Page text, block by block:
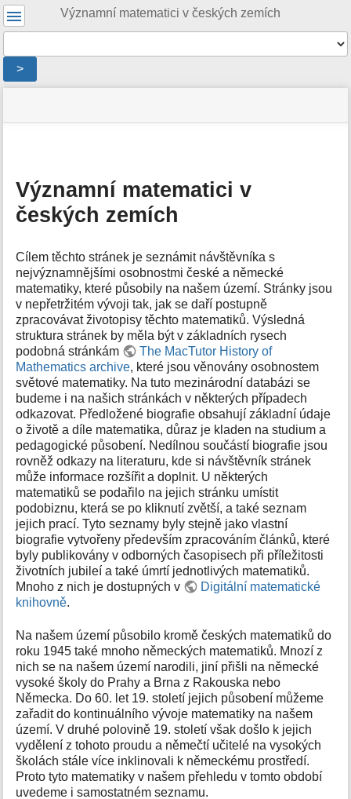
Významní matematici v českých zemích
Nástroje
>
Uživatelské
nástroje
stránky
pro
e
t
a
d
t
a
s
t
r
á
n
k
y
Významní matematici v
českých zemích
Cílem těchto stránek je seznámit návštěvníka s
nejvýznamnějšími osobnostmi české a německé
matematiky, které působily na našem území. Stránky jsou
v nepřetržitém vývoji tak, jak se daří postupně
zpracovávat životopisy těchto matematiků. Výsledná
struktura stránek by měla být v základních rysech
podobná stránkám
The MacTutor History of
Mathematics archive, které jsou věnovány osobnostem
světové matematiky. Na tuto mezinárodní databázi se
budeme i na našich stránkách v některých případech
odkazovat. Předložené biografie obsahují základní údaje
o životě a díle matematika, důraz je kladen na studium a
pedagogické působení. Nedílnou součástí biografie jsou
rovněž odkazy na literaturu, kde si návštěvník stránek
může informace rozšířit a doplnit. U některých
matematiků se podařilo na jejich stránku umístit
podobiznu, která se po kliknutí zvětší, a také seznam
jejich prací. Tyto seznamy byly stejně jako vlastní
biografie vytvořeny především zpracováním článků, které
byly publikovány v odborných časopisech při příležitosti
životních jubileí a také úmrtí jednotlivých matematiků.
Mnoho z nich je dostupných v
Digitální matematické
knihovně.
Na našem území působilo kromě českých matematiků do
roku 1945 také mnoho německých matematiků. Mnozí z
nich se na našem území narodili, jiní přišli na německé
vysoké školy do Prahy a Brna z Rakouska nebo
Německa. Do 60. let 19. století jejich působení můžeme
zařadit do kontinuálního vývoje matematiky na našem
území. V druhé polovině 19. století však došlo k jejich
vydělení z tohoto proudu a němečtí učitelé na vysokých
školách stále více inklinovali k německému prostředí.
Proto tyto matematiky v našem přehledu v tomto období
uvedeme i samostatném seznamu.